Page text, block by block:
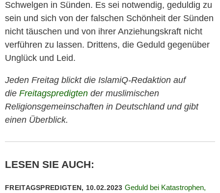
Schwelgen in Sünden. Es sei notwendig, geduldig zu
sein und sich von der falschen Schönheit der Sünden
nicht täuschen und von ihrer Anziehungskraft nicht
verführen zu lassen. Drittens, die Geduld gegenüber
Unglück und Leid.
Jeden Freitag blickt die IslamiQ-Redaktion auf
die Freitagspredigten der muslimischen
Religionsgemeinschaften in Deutschland und gibt
einen Überblick.
LESEN SIE AUCH:
FREITAGSPREDIGTEN, 10.02.2023 Geduld bei Katastrophen,